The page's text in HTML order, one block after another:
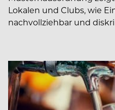
Lokalen und Clubs, wie
nachvollziehbar und